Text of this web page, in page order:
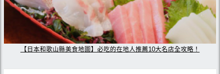
【日本和歌山縣美食地圖】必吃的在地人推薦10大名店全攻略！